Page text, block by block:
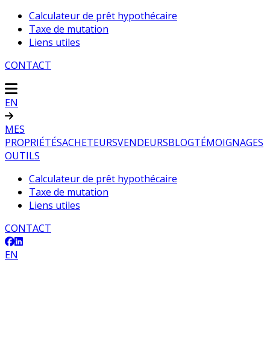
Calculateur de prêt hypothécaire
Taxe de mutation
Liens utiles
CONTACT
EN
MES
PROPRIÉTÉSACHETEURSVENDEURSBLOGTÉMOIGNAGES
OUTILS
Calculateur de prêt hypothécaire
Taxe de mutation
Liens utiles
CONTACT
EN